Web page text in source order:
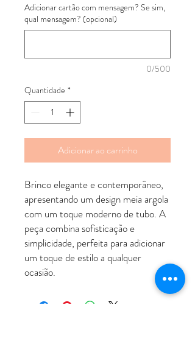
Adicionar cartão com mensagem? Se sim,
qual mensagem? (opcional)
0/500
Quantidade *
Adicionar ao carrinho
Brinco elegante e contemporâneo,
apresentando um design meia argola
com um toque moderno de tubo. A
peça combina sofisticação e
simplicidade, perfeita para adicionar
um toque de estilo a qualquer
ocasião.